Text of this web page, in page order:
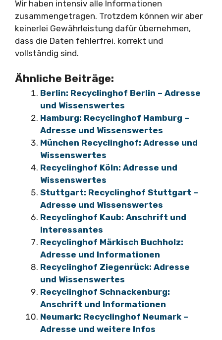
Wir haben intensiv alle Informationen
zusammengetragen. Trotzdem können wir aber
keinerlei Gewährleistung dafür übernehmen,
dass die Daten fehlerfrei, korrekt und
vollständig sind.
Ähnliche Beiträge:
Berlin: Recyclinghof Berlin – Adresse
und Wissenswertes
Hamburg: Recyclinghof Hamburg –
Adresse und Wissenswertes
München Recyclinghof: Adresse und
Wissenswertes
Recyclinghof Köln: Adresse und
Wissenswertes
Stuttgart: Recyclinghof Stuttgart –
Adresse und Wissenswertes
Recyclinghof Kaub: Anschrift und
Interessantes
Recyclinghof Märkisch Buchholz:
Adresse und Informationen
Recyclinghof Ziegenrück: Adresse
und Wissenswertes
Recyclinghof Schnackenburg:
Anschrift und Informationen
Neumark: Recyclinghof Neumark –
Adresse und weitere Infos